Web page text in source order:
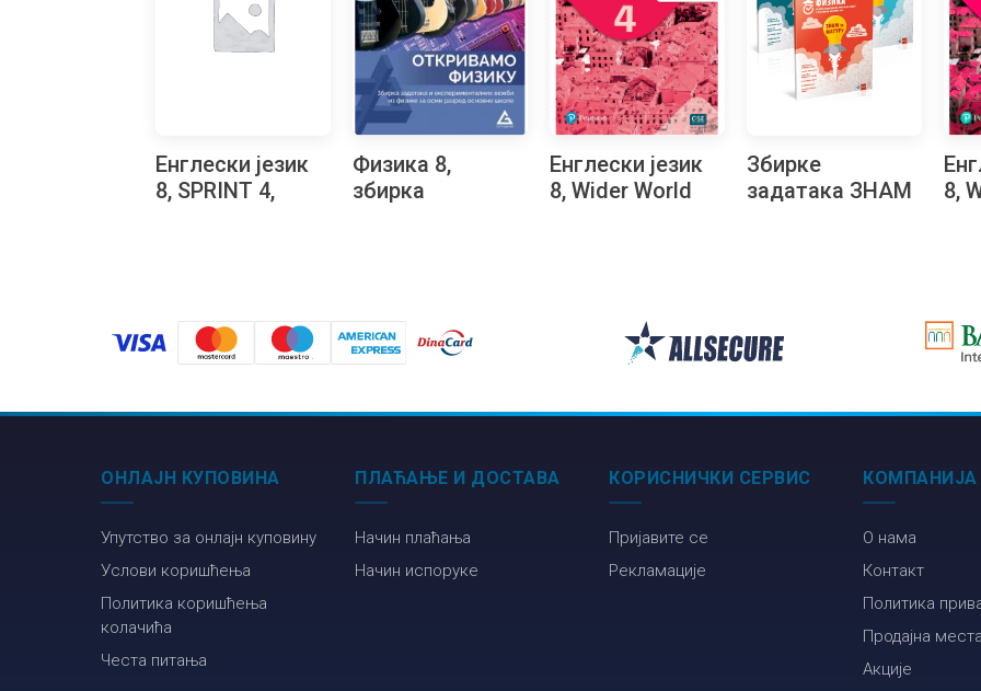
Енглески језик
8, SPRINT 4,
Физика 8,
збирка
Енглески језик
8, Wider World
Збирке
задатака ЗНАМ
8,
ОНЛАЈН КУПОВИНА
Упутство за онлајн куповину
Услови коришћења
Политика коришћења
колачића
Честа питања
ПЛАЋАЊЕ И ДОСТАВА
Начин плаћања
Начин испоруке
КОРИСНИЧКИ СЕРВИС
Пријавите се
Рекламације
КОМПАНИЈА
О нама
Контакт
Политика
Продајна места
Акције